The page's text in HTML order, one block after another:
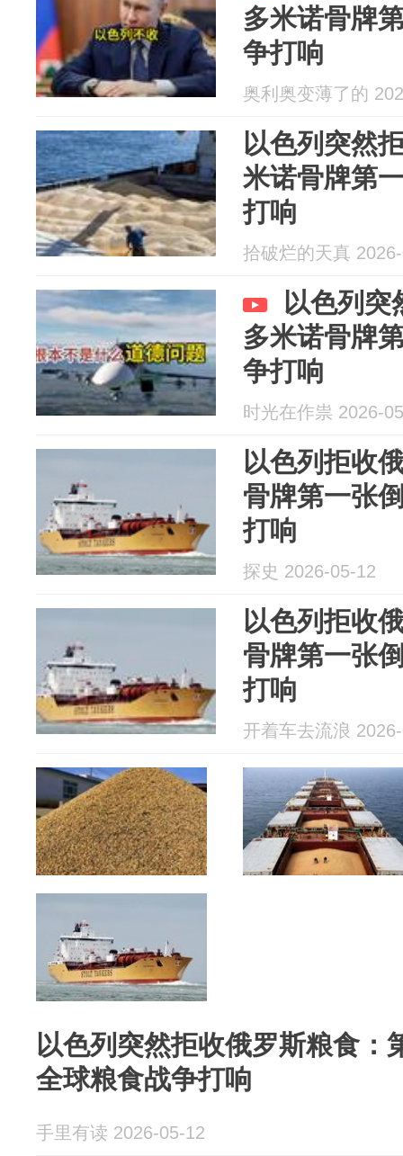
多米诺骨牌
争打响
奥利奥变薄了的
以色列突然
米诺骨牌第
打响
拾破烂的天真
以色列突
多米诺骨牌
争打响
时光在作祟 2026-
以色列拒收
骨牌第一张
打响
探史 2026-05-12
以色列拒收
骨牌第一张
打响
开着车去流浪
以色列突然拒收俄罗斯粮食：
全球粮食战争打响
手里有读 2026-05-12